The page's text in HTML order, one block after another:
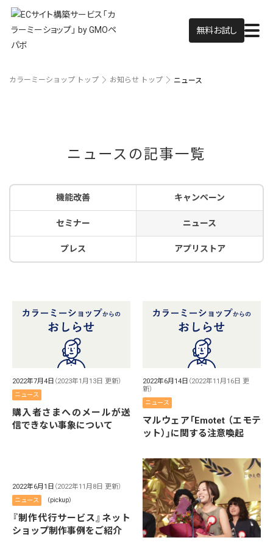
無料お試し
カラーミーショップ トップ お知らせ トップ ニュース
ニュースの記事一覧
機能改善 キャンペーン
セミナー ニュース
プレス アプリストア
2022年7月4日 （2023年1月13日 更新）
ニュース
購入者さまへのメールが送
信できない事象について
2022年6月14日 （2022年11月16日 更
新）
ニュース
マルウェア「Emotet （エモテ
ット）」に関する注意喚起
2022年6月1日 （2022年11月8日 更新）
ニュース （pickup）
『制作代行サービス』ネット
ショップ制作事例をご紹介